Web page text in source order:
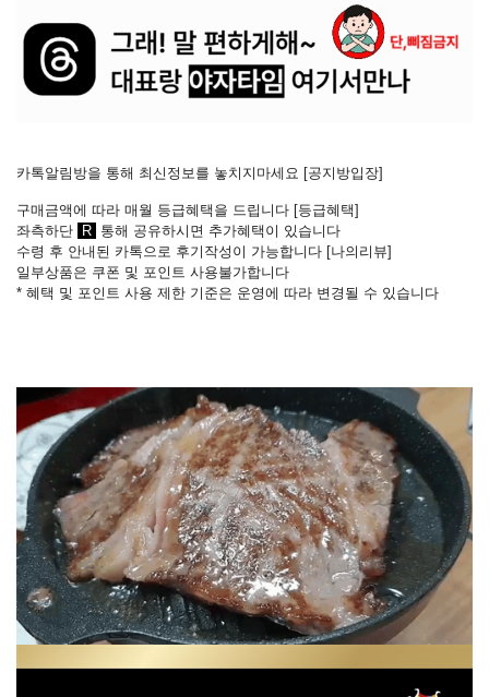
카톡알림방을 통해 최신정보를 놓치지마세요 [공지방입장]
구매금액에 따라 매월 등급혜택을 드립니다 [등급혜택]
좌측하단
R 통해 공유하시면 추가혜택이 있습니다
수령 후 안내된 카톡으로 후기작성이 가능합니다 [나의리뷰]
일부상품은 쿠폰 및 포인트 사용불가합니다
* 혜택 및 포인트 사용 제한 기준은 운영에 따라 변경될 수 있습니다